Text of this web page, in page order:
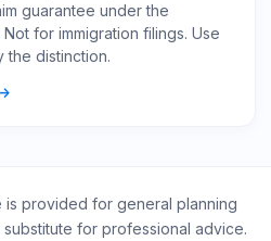
guarantee under the
for immigration filings. Use
the distinction.
is provided for general planning
for professional advice.